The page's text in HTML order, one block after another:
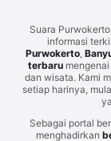
Suara
informasi
Purwokerto,
terbarumengenai
dan wisata. Kami
setiap harinya,
Sebagai portal
menghadirkan